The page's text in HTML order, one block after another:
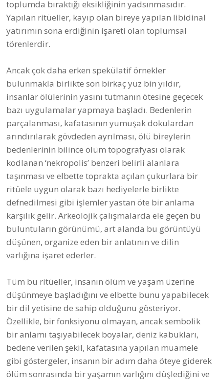
Yapılan ritüeller, kayıp olan bireye yapılan libidinal
yatırımın sona erdiğinin işareti olan toplumsal
törenlerdir.
bulunmakla birlikte son birkaç yüz bin yıldır,
insanlar ölülerinin yasını tutmanın ötesine geçecek
bazı uygulamalar yapmaya başladı. Bedenlerin
parçalanması, kafatasının yumuşak dokulardan
arındırılarak gövdeden ayrılması, ölü bireylerin
bedenlerinin bilince ölüm topografyası olarak
kodlanan ‘nekropolis’ benzeri belirli alanlara
taşınması ve elbette toprakta açılan çukurlara bir
ritüele uygun olarak bazı hediyelerle birlikte
defnedilmesi gibi işlemler yastan öte bir anlama
karşılık gelir. Arkeolojik çalışmalarda ele geçen bu
buluntuların görünümü, art alanda bu görüntüyü
düşünen, organize eden bir anlatının ve dilin
varlığına işaret ederler.
düşünmeye başladığını ve elbette bunu yapabilecek
bir dil yetisine de sahip olduğunu gösteriyor.
Özellikle, bir fonksiyonu olmayan, ancak sembolik
bir anlamı taşıyabilecek boyalar, deniz kabukları,
bedene verilen şekil, kafatasına yapılan muamele
gibi göstergeler, insanın bir adım daha öteye giderek
ölüm sonrasında bir yaşamın varlığını düşlediğini ve
dile getirdiğini gösteriyor. Yaşamın ötesinde, ölümün